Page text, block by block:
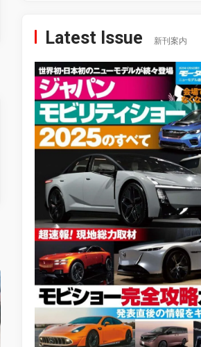
Latest Issue 新刊案内